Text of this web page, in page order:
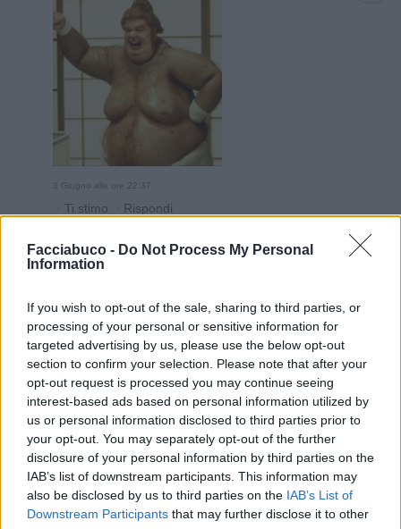
Facciabuco - Do Not Process My Personal
Information
If you wish to opt-out of the sale, sharing to third parties, or
processing of your personal or sensitive information for
targeted advertising by us, please use the below opt-out
section to confirm your selection. Please note that after your
opt-out request is processed you may continue seeing
interest-based ads based on personal information utilized by
us or personal information disclosed to third parties prior to
your opt-out. You may separately opt-out of the further
disclosure of your personal information by third parties on the
IAB’s list of downstream participants. This information may
also be disclosed by us to third parties on the IAB’s List of
Downstream Participants that may further disclose it to other
3 Giugno alle ore 22:37
· Ti stimo · Rispondi
GinoPaolini:Mi sembra che vada letto thai-chi, sulla
sedia stampabile, la sedia tramite stampante d.
4 Giugno alle ore 23:24
Ti stimo· Rispondi
BaytaDarell :Dr00py Colpa della pelliccia, Dr0'🤭🤭😎
🤣🤣🤣🤣🤣
4 Giugno alle ore 23:47
·Ti stimo· Rispondi
BaytaDarell:GinoPaolini Stampabile nel senso che
se fai un movimento sbagliato ti si stampa la sedia in
faccia🤭🤣🤣